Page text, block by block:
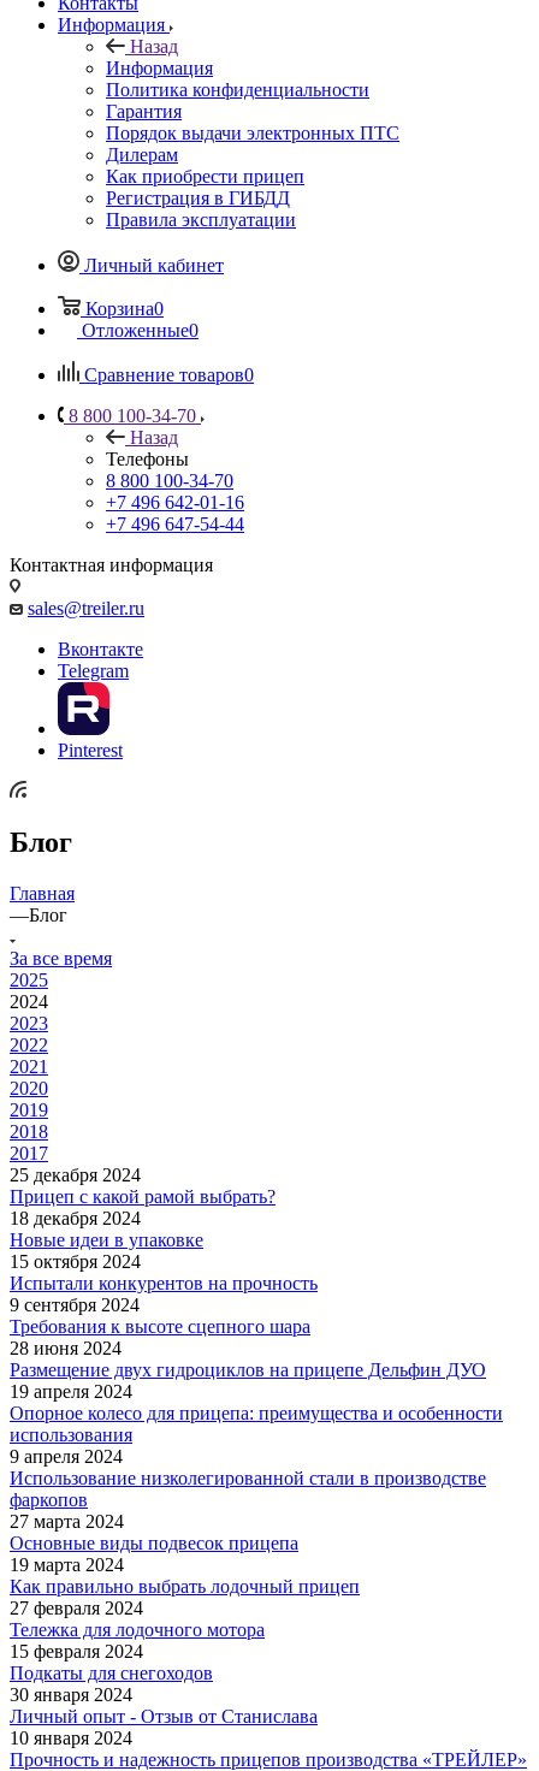
Информация
Назад
Информация
Политика конфиденциальности
Гарантия
Порядок выдачи электронных ПТС
Дилерам
Как приобрести прицеп
Регистрация в ГИБДД
Правила эксплуатации
Личный кабинет
Корзина0
Отложенные0
Сравнение товаров0
8 800 100-34-70
Назад
Телефоны
8 800 100-34-70
+7 496 642-01-16
+7 496 647-54-44
Контактная информация
sales@treiler.ru
Вконтакте
Telegram
Pinterest
Блог
Главная
—Блог
За все время
2025
2024
2023
2022
2021
2020
2019
2018
2017
25 декабря 2024
Прицеп с какой рамой выбрать?
18 декабря 2024
Новые идеи в упаковке
15 октября 2024
Испытали конкурентов на прочность
9 сентября 2024
Требования к высоте сцепного шара
28 июня 2024
Размещение двух гидроциклов на прицепе Дельфин ДУО
19 апреля 2024
Опорное колесо для прицепа: преимущества и особенности
использования
9 апреля 2024
Использование низколегированной стали в производстве
фаркопов
27 марта 2024
Основные виды подвесок прицепа
19 марта 2024
Как правильно выбрать лодочный прицеп
27 февраля 2024
Тележка для лодочного мотора
15 февраля 2024
Подкаты для снегоходов
30 января 2024
Личный опыт - Отзыв от Станислава
10 января 2024
Прочность и надежность прицепов производства «ТРЕЙЛЕР»